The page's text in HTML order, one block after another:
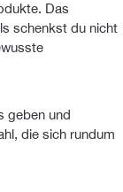
Das
schenkst du nicht
geben und
die sich rundum